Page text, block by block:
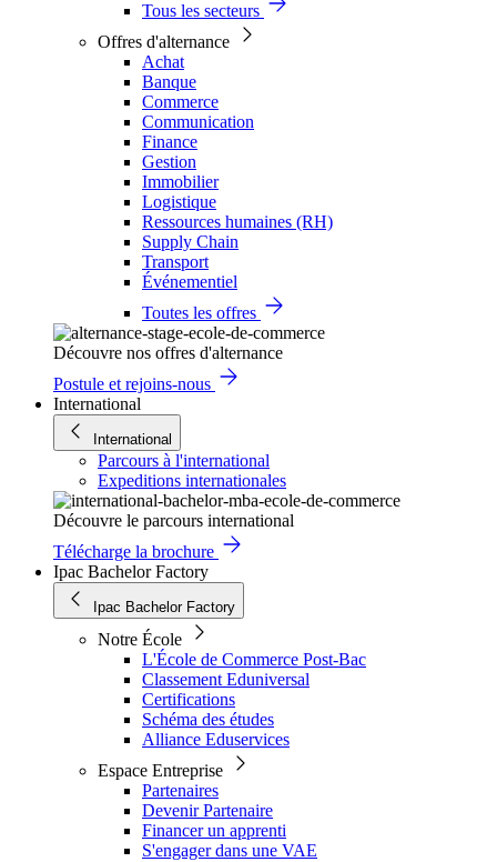
Tous les secteurs
Offres d'alternance
Achat
Banque
Commerce
Communication
Finance
Gestion
Immobilier
Logistique
Ressources humaines (RH)
Supply Chain
Transport
Événementiel
Toutes les offres
Découvre nos offres d'alternance
Postule et rejoins-nous
International
International
Parcours à l'international
Expeditions internationales
Découvre le parcours international
Télécharge la brochure
Ipac Bachelor Factory
Ipac Bachelor Factory
Notre École
L'École de Commerce Post-Bac
Classement Eduniversal
Certifications
Schéma des études
Alliance Eduservices
Espace Entreprise
Partenaires
Devenir Partenaire
Financer un apprenti
S'engager dans une VAE